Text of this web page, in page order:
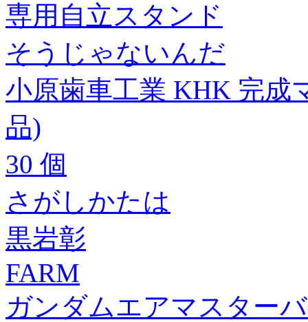
専用自立スタンド
そうじゃないんだ
小原歯車工業 KHK 完成
品)
30 個
さがしかたは
黒岩彰
FARM
ガンダムエアマスター